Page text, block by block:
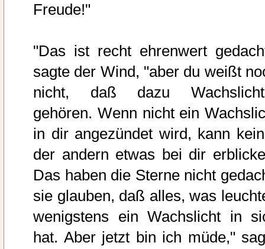
Freude!"
"Das ist recht ehrenwert
sagte der Wind, "aber du weißt
nicht, daß dazu
gehören. Wenn nicht ein
in dir angezündet wird, kann
der andern etwas bei dir
Das haben die Sterne nicht
sie glauben, daß alles, was
wenigstens ein Wachslicht in
hat. Aber jetzt bin ich müde,"